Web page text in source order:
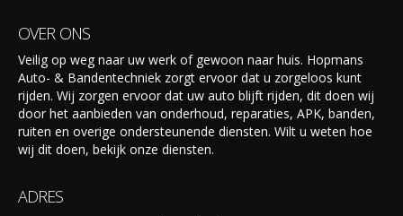
OVER ONS
Veilig op weg naar uw werk of gewoon naar huis. Hopmans
Auto- & Bandentechniek zorgt ervoor dat u zorgeloos kunt
rijden. Wij zorgen ervoor dat uw auto blijft rijden, dit doen wij
door het aanbieden van onderhoud, reparaties, APK, banden,
ruiten en overige ondersteunende diensten. Wilt u weten hoe
wij dit doen, bekijk onze diensten.
ADRES